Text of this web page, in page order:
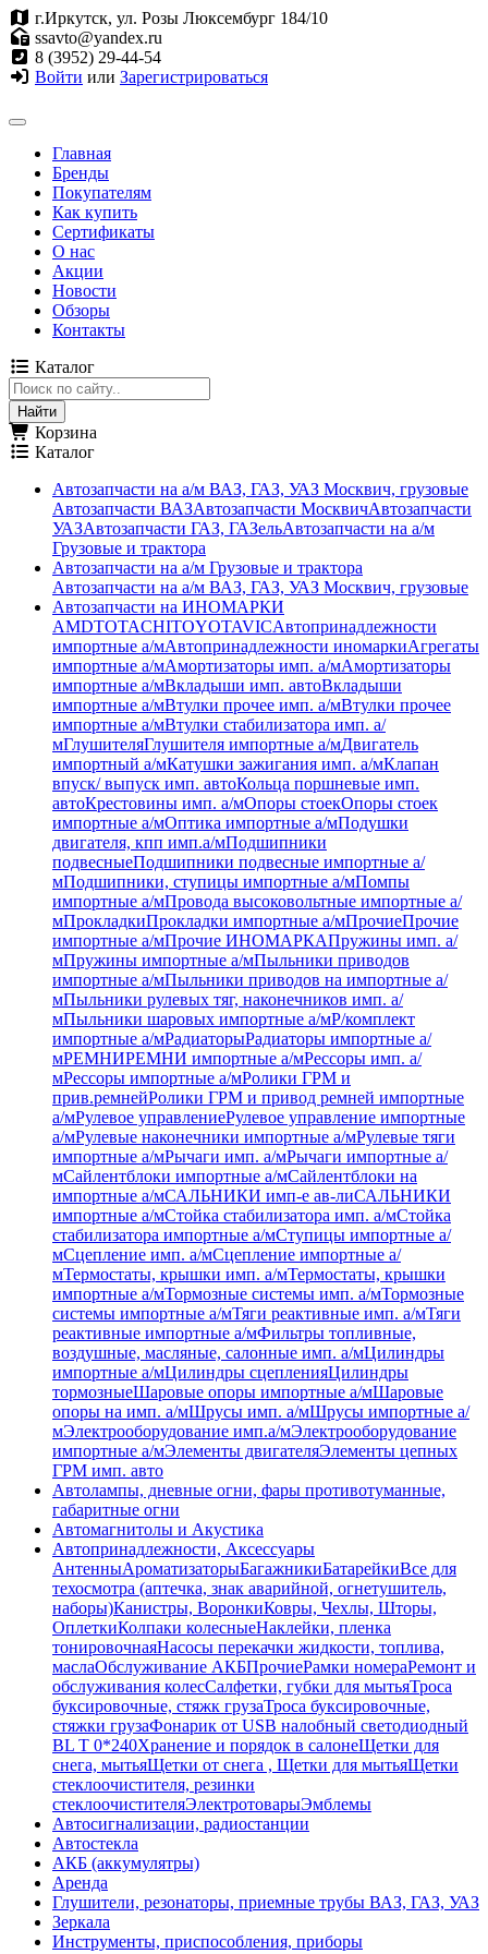
г.Иркутск, ул. Розы Люксембург 184/10
ssavto@yandex.ru
8 (3952) 29-44-54
Войти или Зарегистрироваться
Главная
Бренды
Покупателям
Как купить
Сертификаты
О нас
Акции
Новости
Обзоры
Контакты
Каталог
Корзина
Каталог
Автозапчасти на а/м ВАЗ, ГАЗ, УАЗ Москвич, грузовые
Автозапчасти ВАЗАвтозапчасти МосквичАвтозапчасти
УАЗАвтозапчасти ГАЗ, ГАЗельАвтозапчасти на а/м
Грузовые и трактора
Автозапчасти на а/м Грузовые и трактора
Автозапчасти на а/м ВАЗ, ГАЗ, УАЗ Москвич, грузовые
Автозапчасти на ИНОМАРКИ
AMDTOTACHITOYOTAVICАвтопринадлежности
импортные а/мАвтопринадлежности иномаркиАгрегаты
импортные а/мАмортизаторы имп. а/мАмортизаторы
импортные а/мВкладыши имп. автоВкладыши
импортные а/мВтулки прочее имп. а/мВтулки прочее
импортные а/мВтулки стабилизатора имп. а/
мГлушителяГлушителя импортные а/мДвигатель
импортный а/мКатушки зажигания имп. а/мКлапан
впуск/ выпуск имп. автоКольца поршневые имп.
автоКрестовины имп. а/мОпоры стоекОпоры стоек
импортные а/мОптика импортные а/мПодушки
двигателя, кпп имп.а/мПодшипники
подвесныеПодшипники подвесные импортные а/
мПодшипники, ступицы импортные а/мПомпы
импортные а/мПровода высоковольтные импортные а/
мПрокладкиПрокладки импортные а/мПрочиеПрочие
импортные а/мПрочие ИНОМАРКАПружины имп. а/
мПружины импортные а/мПыльники приводов
импортные а/мПыльники приводов на импортные а/
мПыльники рулевых тяг, наконечников имп. а/
мПыльники шаровых импортные а/мР/комплект
импортные а/мРадиаторыРадиаторы импортные а/
мРЕМНИРЕМНИ импортные а/мРессоры имп. а/
мРессоры импортные а/мРолики ГРМ и
прив.ремнейРолики ГРМ и привод ремней импортные
а/мРулевое управлениеРулевое управление импортные
а/мРулевые наконечники импортные а/мРулевые тяги
импортные а/мРычаги имп. а/мРычаги импортные а/
мСайлентблоки импортные а/мСайлентблоки на
импортные а/мСАЛЬНИКИ имп-е ав-лиСАЛЬНИКИ
импортные а/мСтойка стабилизатора имп. а/мСтойка
стабилизатора импортные а/мСтупицы импортные а/
мСцепление имп. а/мСцепление импортные а/
мТермостаты, крышки имп. а/мТермостаты, крышки
импортные а/мТормозные системы имп. а/мТормозные
системы импортные а/мТяги реактивные имп. а/мТяги
реактивные импортные а/мФильтры топливные,
воздушные, масляные, салонные имп. а/мЦилиндры
импортные а/мЦилиндры сцепленияЦилиндры
тормозныеШаровые опоры импортные а/мШаровые
опоры на имп. а/мШрусы имп. а/мШрусы импортные а/
мЭлектрооборудование имп.а/мЭлектрооборудование
импортные а/мЭлементы двигателяЭлементы цепных
ГРМ имп. авто
Автолампы, дневные огни, фары противотуманные,
габаритные огни
Автомагнитолы и Акустика
Автопринадлежности, Аксессуары
АнтенныАроматизаторыБагажникиБатарейкиВсе для
техосмотра (аптечка, знак аварийной, огнетушитель,
наборы)Канистры, ВоронкиКовры, Чехлы, Шторы,
ОплеткиКолпаки колесныеНаклейки, пленка
тонировочнаяНасосы перекачки жидкости, топлива,
маслаОбслуживание АКБПрочиеРамки номераРемонт и
обслуживания колесСалфетки, губки для мытьяТроса
буксировочные, стяжк грузаТроса буксировочные,
стяжки грузаФонарик от USB налобный светодиодный
BL T 0*240Хранение и порядок в салонеЩетки для
снега, мытьяЩетки от снега , Щетки для мытьяЩетки
стеклоочистителя, резинки
стеклоочистителяЭлектротоварыЭмблемы
Автосигнализации, радиостанции
Автостекла
АКБ (аккумулятры)
Аренда
Глушители, резонаторы, приемные трубы ВАЗ, ГАЗ, УАЗ
Зеркала
Инструменты, приспособления, приборы